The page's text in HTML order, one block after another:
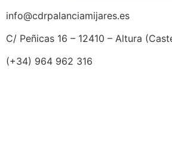
info@cdrpalanciamijares.es
C/ Peñicas 16 – 12410 – Altura
(+34) 964 962 316